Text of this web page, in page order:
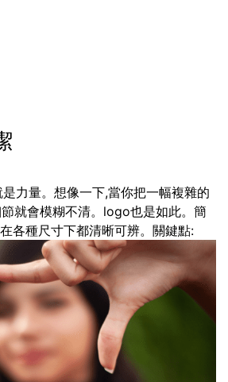
力量。想像一下,當你把一幅複雜的
就會模糊不清。logo也是如此。簡
各種尺寸下都清晰可辨。關鍵點: